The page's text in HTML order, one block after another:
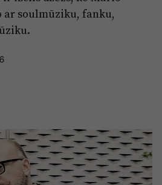
Ekonomika
Projekti
soulmūziku, fanku,